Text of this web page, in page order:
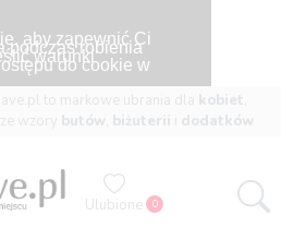
aby zapewnić Ci
podczas robienia
warunki
do cookie w
to markowe ubrania dla kobiet
wzory butów biżuterii dodatków
Ulubione 0